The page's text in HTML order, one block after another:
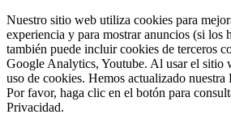
Nuestro sitio web utiliza cookies para
experiencia y para mostrar anuncios (si los
también puede incluir cookies de terceros
Google Analytics, Youtube. Al usar el sitio
uso de cookies. Hemos actualizado
Por favor, haga clic en el botón para
Privacidad.